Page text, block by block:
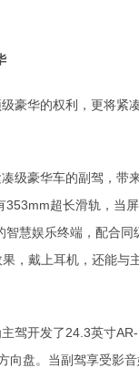
豪华的权利，更将紧
级豪华车的副驾，带
超长滑轨，当
慧娱乐终端，配合
，戴上耳机，还能与
驾开发了24.3英寸
向盘。当副驾享受影